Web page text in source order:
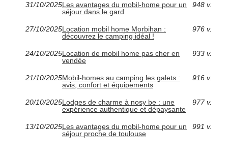
31/10/2025Les avantages du mobil-home pour un
séjour dans le gard
948 v.
27/10/2025Location mobil home Morbihan :
découvrez le camping idéal !
976 v.
24/10/2025Location de mobil home pas cher en
vendée
933 v.
21/10/2025Mobil-homes au camping les galets :
avis, confort et équipements
916 v.
20/10/2025Lodges de charme à nosy be : une
expérience authentique et dépaysante
977 v.
13/10/2025Les avantages du mobil-home pour un
séjour proche de toulouse
991 v.